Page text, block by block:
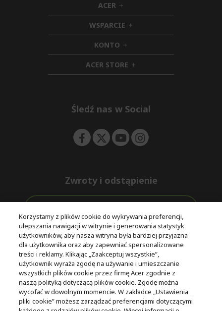
ACER h
i
d
d
e
n
WSPARCIE h
i
d
e
n
KONTO h
i
d
d
ACER STORE h
i
e
Śledź nas w Social
Zwroty i odstąpienie
Darmowa
ekspresowa
dostawa
Wsparcie
przed i po
zakupie
Bezpieczne
płatności
© 2025 Acer Inc.
Firma CPYou BV jest autoryzowanym sprzedawcą produktów i
usług oferowanych w tym sklepie.
Korzystamy z plików cookie do wykrywania preferencji,
ulepszania nawigacji w witrynie i generowania statystyk
użytkowników, aby nasza witryna była bardziej przyjazna
dla użytkownika oraz aby zapewniać spersonalizowane
treści i reklamy. Klikając „Zaakceptuj wszystkie”,
użytkownik wyraża zgodę na używanie i umieszczanie
wszystkich plików cookie przez firmę Acer zgodnie z
naszą polityką dotyczącą plików cookie. Zgodę można
wycofać w dowolnym momencie. W zakładce „Ustawienia
pliki cookie” możesz zarządzać preferencjami dotyczącymi